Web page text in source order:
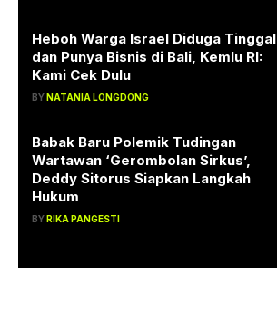
Heboh Warga Israel Diduga Tinggal
dan Punya Bisnis di Bali, Kemlu RI:
Kami Cek Dulu
BYNATANIA LONGDONG
Babak Baru Polemik Tudingan
Wartawan ‘Gerombolan Sirkus’,
Deddy Sitorus Siapkan Langkah
Hukum
BYRIKA PANGESTI